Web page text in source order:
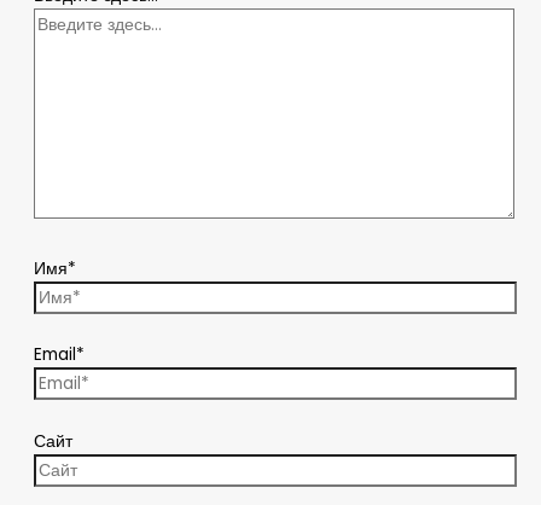
Имя*
Email*
Сайт